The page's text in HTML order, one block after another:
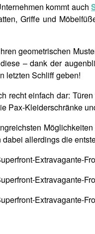
kommt auch
Griffe und
geometrischen
– dank der
letzten Schliff geben!
recht einfach dar:
Pax-Kleiderschränke
allerdings die